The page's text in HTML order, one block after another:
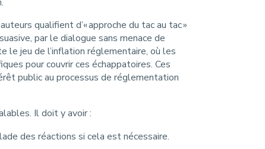
qualifient d’« approche du tac au tac »
par le dialogue sans menace de
le jeu de l’inflation réglementaire, où les
pour couvrir ces échappatoires. Ces
public au processus de réglementation
Il doit y avoir :
des réactions si cela est nécessaire.